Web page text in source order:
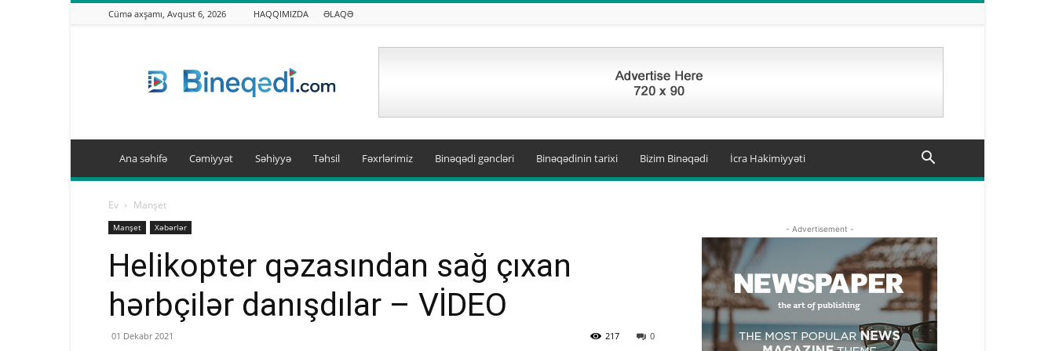
Cümə axşamı, Avqust 6, 2026 HAQQIMIZDA ƏLAQƏ
Ana səhifə Cəmiyyət Səhiyyə Təhsil Fəxrlərimiz Binəqədi gəncləri Binəqədinin tarixi Bizim Binəqədi İcra Hakimiyyəti
Ev Manşet
Manşet Xəbərlər
Helikopter qəzasından sağ çıxan
hərbçilər danışdılar – VİDEO
01 Dekabr 2021 0
217
- Advertisement -